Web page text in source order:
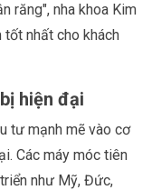
răng", nha khoa Kim
tốt nhất cho khách
hiện đại
tư mạnh mẽ vào cơ
Các máy móc tiên
như Mỹ, Đức,